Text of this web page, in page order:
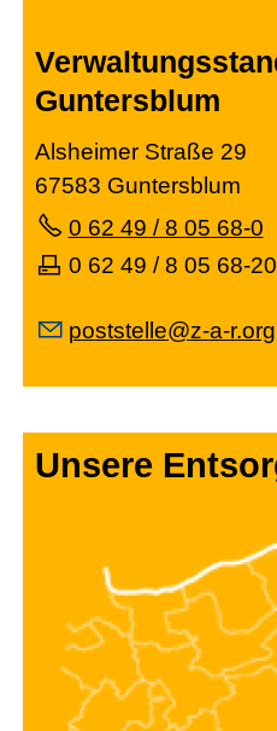
Guntersblum
Alsheimer Straße 29
67583 Guntersblum
0 62 49 / 8 05 68-0
0 62 49 / 8 05 68-20
p stst z- -r rg
Unsere